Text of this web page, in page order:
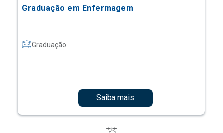
Graduação em Enfermagem
Graduação
Saiba mais